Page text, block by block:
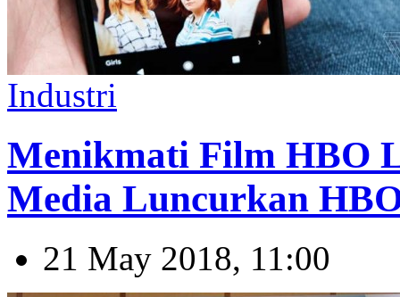
Industri
Menikmati Film HBO
Media Luncurkan
21 May 2018, 11:00